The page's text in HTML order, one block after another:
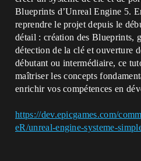
Blueprints d’Unreal Engine 5.
reprendre le projet depuis le
détail : création des Blueprints,
détection de la clé et ouverture
débutant ou intermédiaire, ce
maîtriser les concepts
enrichir vos compétences en
https://dev.epicgames.com/
eR/unreal-engine-systeme-